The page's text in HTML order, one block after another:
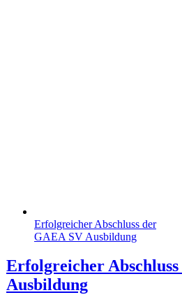
Erfolgreicher Abschluss der
GAEA SV Ausbildung
Erfolgreicher
Ausbildung